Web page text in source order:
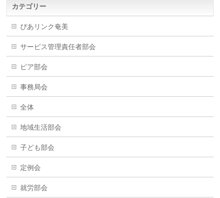
カテゴリー
ぴあリンク奄美
サービス管理責任者部会
ピア部会
事務局会
全体
地域生活部会
子ども部会
定例会
就労部会